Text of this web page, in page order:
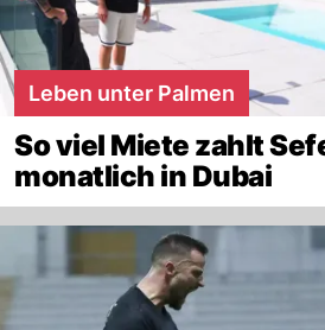
Leben unter Palmen
So viel Miete zahlt
monatlich in Dubai